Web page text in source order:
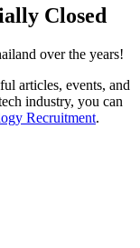
Closed
over the years!
articles, events, and
industry, you can
Recruitment.